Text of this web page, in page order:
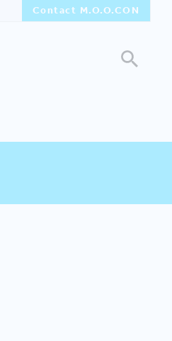
Contact M.O.O.CON